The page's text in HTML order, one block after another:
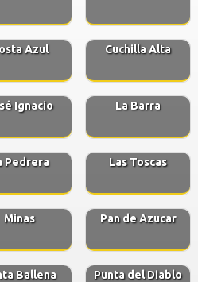
Azul Cuchilla Alta
Ignacio La Barra
Pedrera Las Toscas
Minas Pan de Azucar
Ballena Punta del Diablo